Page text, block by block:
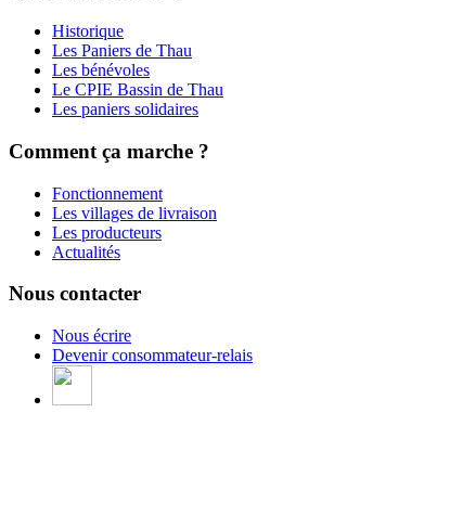
Historique
Les Paniers de Thau
Les bénévoles
Le CPIE Bassin de Thau
Les paniers solidaires
Comment ça marche ?
Fonctionnement
Les villages de livraison
Les producteurs
Actualités
Nous contacter
Nous écrire
Devenir consommateur-relais